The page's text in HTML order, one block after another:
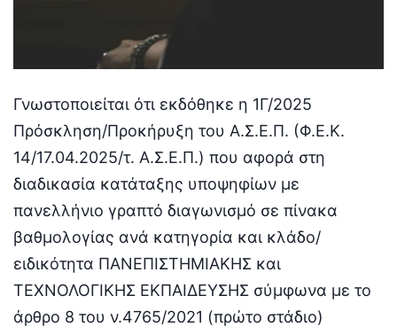
Γνωστοποιείται ότι εκδόθηκε η 1Γ/2025
Πρόσκληση/Προκήρυξη του Α.Σ.Ε.Π. (Φ.Ε.Κ.
14/17.04.2025/τ. Α.Σ.Ε.Π.) που αφορά στη
διαδικασία κατάταξης υποψηφίων με
πανελλήνιο γραπτό διαγωνισμό σε πίνακα
βαθμολογίας ανά κατηγορία και κλάδο/
ειδικότητα ΠΑΝΕΠΙΣΤΗΜΙΑΚΗΣ και
ΤΕΧΝΟΛΟΓΙΚΗΣ ΕΚΠΑΙΔΕΥΣΗΣ σύμφωνα με το
άρθρο 8 του ν.4765/2021 (πρώτο στάδιο)